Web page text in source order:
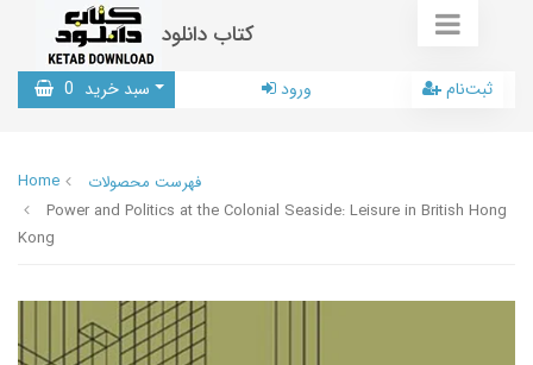
کتاب دانلود
سبد خرید 0 ورود ثبت‌نام
Home
فهرست محصولات
Power and Politics at the Colonial Seaside: Leisure in British Hong
Kong